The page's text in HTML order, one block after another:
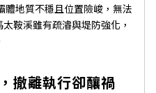
體地質不穩且位置險峻，無法
鞍溪雖有疏濬與堤防強化，
撤離執行卻釀禍